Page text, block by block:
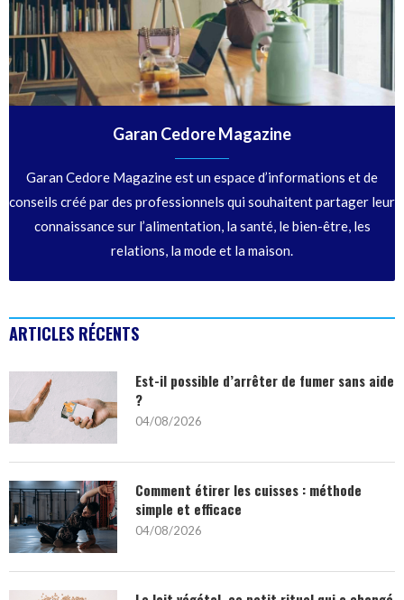
Garan Cedore Magazine
Garan Cedore Magazine est un espace d’informations et de
conseils créé par des professionnels qui souhaitent partager leur
connaissance sur l’alimentation, la santé, le bien-être, les
relations, la mode et la maison.
ARTICLES RÉCENTS
Est-il possible d’arrêter de fumer sans aide
?
04/08/2026
Comment étirer les cuisses : méthode
simple et efficace
04/08/2026